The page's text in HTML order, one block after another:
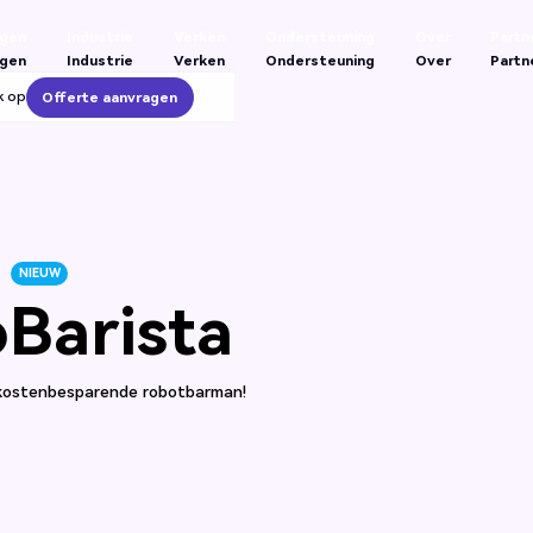
Industrie
Verken
Ondersteuning
Over
NIEUW
robotbarman!
op
Offerte aanvragen
Offerte aanvragen